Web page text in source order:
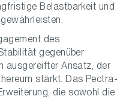
Belastbarkeit und
des
gegenüber
ausgereifter Ansatz, der
stärkt. Das Pectra-
die sowohl die